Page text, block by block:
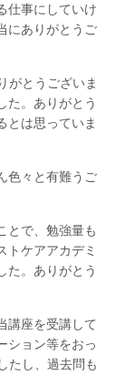
仕事にしていけ
にありがとうご
がとうございま
た。ありがとう
とは思っていま
色々と有難うご
とで、勉強量も
トケアアカデミ
た。ありがとう
講座を受講して
ション等をおっ
たし、過去問も